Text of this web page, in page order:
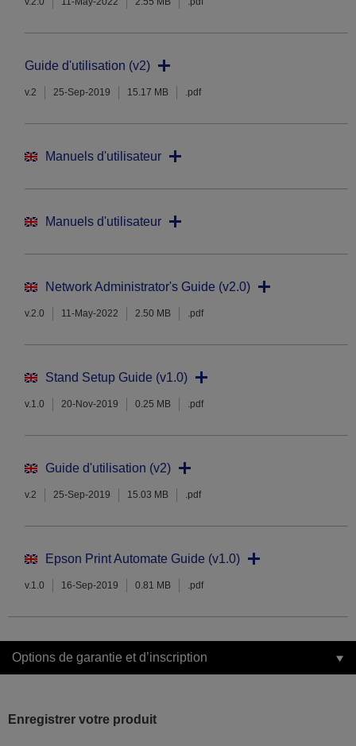
Guide d'utilisation (v2)
v.2 25-Sep-2019 15.17 MB .pdf
Manuels d'utilisateur
Manuels d'utilisateur
Network Administrator's Guide (v2.0)
v.2.0 11-May-2022 2.50 MB .pdf
Stand Setup Guide (v1.0)
v.1.0 20-Nov-2019 0.25 MB .pdf
Guide d'utilisation (v2)
v.2 25-Sep-2019 15.03 MB .pdf
Epson Print Automate Guide (v1.0)
v.1.0 16-Sep-2019 0.81 MB .pdf
Options de garantie et d’inscription
Enregistrer votre produit